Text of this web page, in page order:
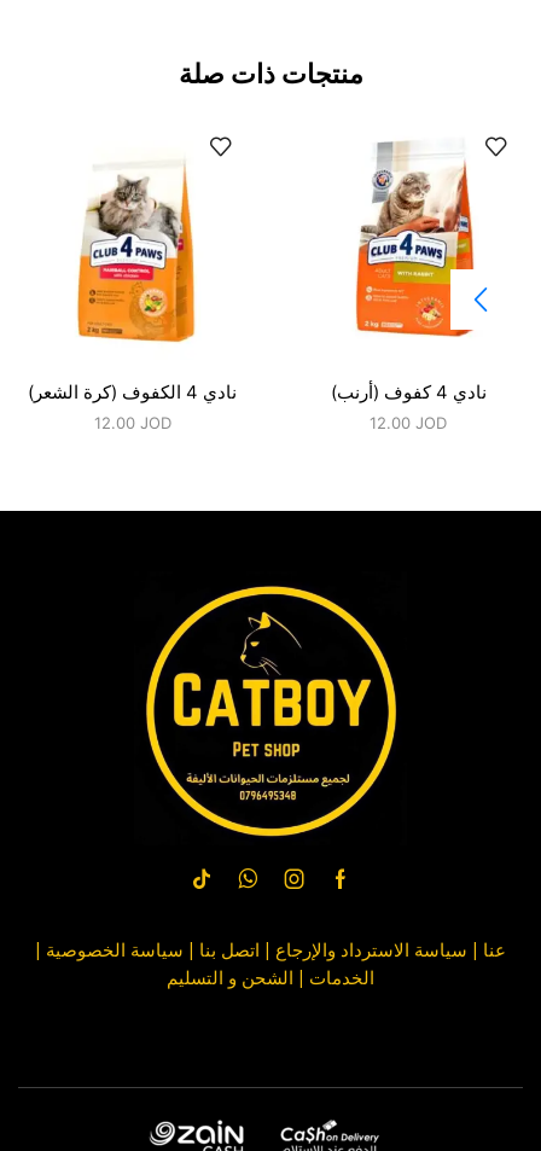
منتجات ذات صلة
نادي 4 كفوف (أرنب)
12.00JOD
نادي 4 الكفوف (كرة الشعر)
12.00 JOD
عنا | سياسة الاسترداد والإرجاع | اتصل بنا | سياسة الخصوصية |
الخدمات | الشحن و التسليم